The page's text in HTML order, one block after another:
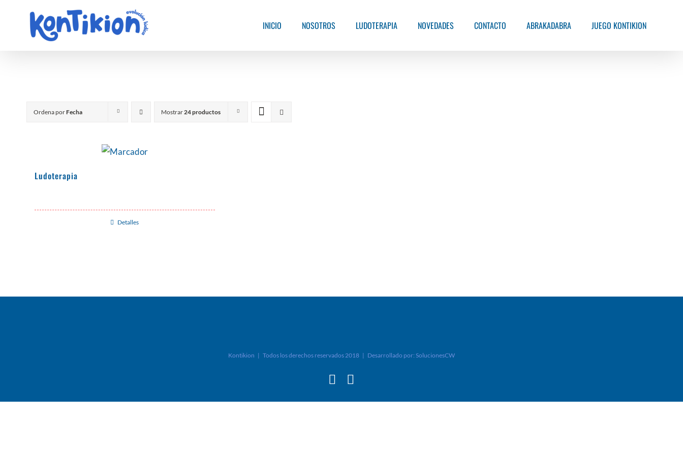
contenido
INICIO NOSOTROS LUDOTERAPIA NOVEDADES CONTACTO ABRAKADABRA JUEGO KONTIKION
Ordena porFecha Mostrar24 productos
Ludoterapia
Detalles
Kontikion | Todos los derechos reservados 2018 | Desarrollado por: SolucionesCW
Facebook